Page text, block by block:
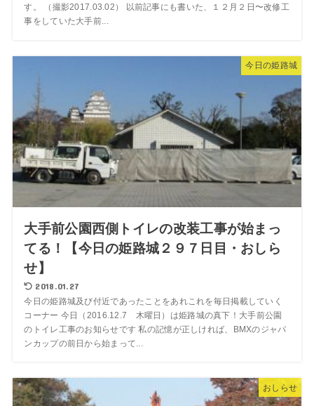
す。 （撮影2017.03.02） 以前記事にも書いた、１２月２日〜改修工
事をしていた大手前...
今日の姫路城
大手前公園西側トイレの改装工事が始まっ
てる！【今日の姫路城２９７日目・おしら
せ】
2018.01.27
今日の姫路城及び付近であったことをあれこれを毎日掲載していく
コーナー 今日（2016.12.7 木曜日）は姫路城の真下！大手前公園
のトイレ工事のお知らせです 私の記憶が正しければ、BMXのジャパ
ンカップの前日から始まって...
おしらせ